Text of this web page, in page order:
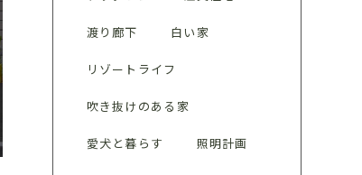
渡り廊下 白い家
リゾートライフ
吹き抜けのある家
愛犬と暮らす 照明計画